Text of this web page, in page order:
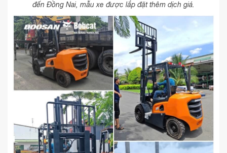
đến Đồng Nai, mẫu xe được lắp đặt thêm dịch giá.